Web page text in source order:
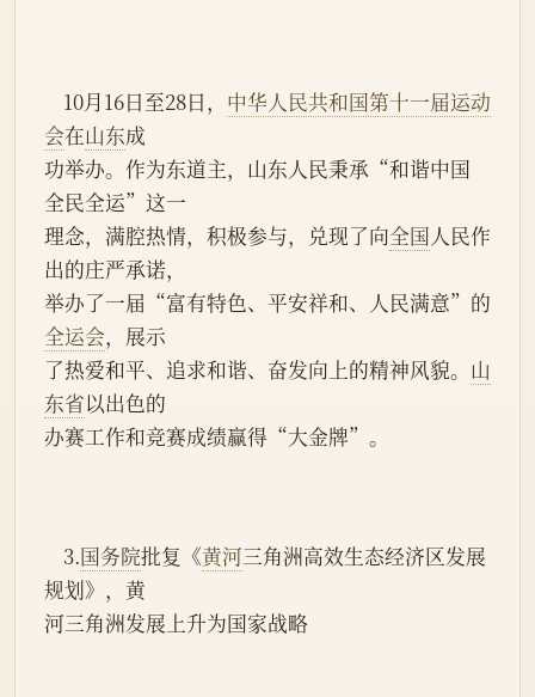
    10月16日至28日，
中华人民共和国第十一届运动
会在山东成
功举办。作为东道主，山东人民秉承“和谐中国
全民全运”这一
理念，满腔热情，积极参与，兑现了向全国人民作
出的庄严承诺，
举办了一届“富有特色、平安祥和、人民满意”的
全运会，展示
了热爱和平、追求和谐、奋发向上的精神风貌。 山
东省以出色的
办赛工作和竞赛成绩赢得“大金牌”。
    3.
国务院批复《黄河三角洲高效生态经济区发展
规划》，黄
河三角洲发展上升为国家战略